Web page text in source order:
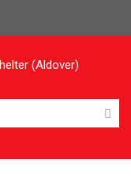
(Aldover)